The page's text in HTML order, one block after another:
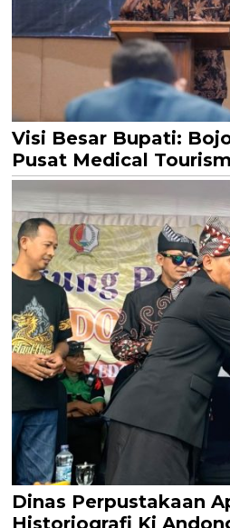
Visi Besar Bupati:
Pusat Medical Tourism
Dinas Perpustakaan